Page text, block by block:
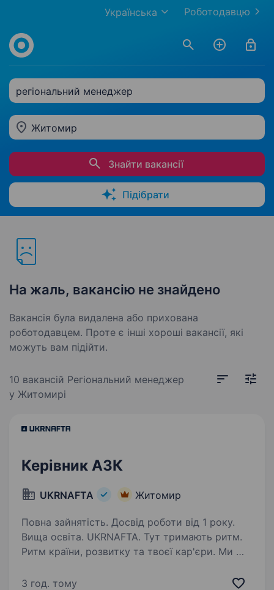
Роботодавцю
Українська
регіональний менеджер
Житомир
Знайти вакансії
Підібрати
На жаль, вакансію не знайдено
Вакансія була видалена або прихована
роботодавцем. Проте є інші хороші вакансії, які
можуть вам підійти.
10 вакансій Регіональний менеджер
у Житомирі
Керівник АЗК
UKRNAFTA Житомир
Повна зайнятість. Досвід роботи від 1 року.
Вища освіта. UKRNAFTA. Тут тримають ритм.
Ритм країни, розвитку та твоєї кар'єри. Ми —
Сьогодні це 2 000+ свердловин, майже 700
3 год. тому